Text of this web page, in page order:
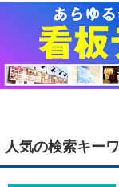
人気の検索キー